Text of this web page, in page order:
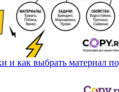
и как выбрать материал